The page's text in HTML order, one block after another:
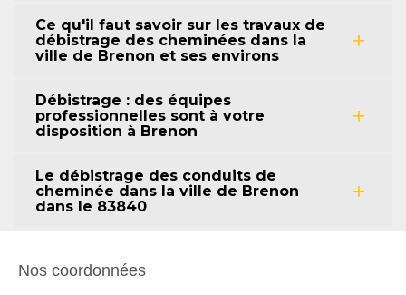
Ce qu'il faut savoir sur les travaux de
débistrage des cheminées dans la
ville de Brenon et ses environs
Débistrage : des équipes
professionnelles sont à votre
disposition à Brenon
Le débistrage des conduits de
cheminée dans la ville de Brenon
dans le 83840
Nos coordonnées